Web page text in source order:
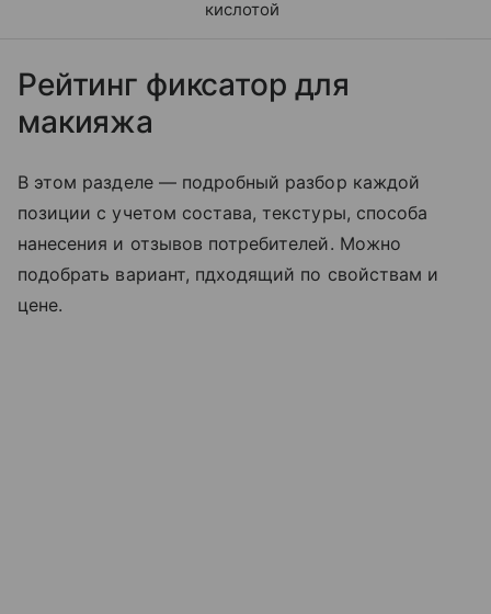
кислотой
Рейтинг фиксатор для
макияжа
В этом разделе — подробный разбор каждой
позиции с учетом состава, текстуры, способа
нанесения и отзывов потребителей. Можно
подобрать вариант, пдходящий по свойствам и
цене.